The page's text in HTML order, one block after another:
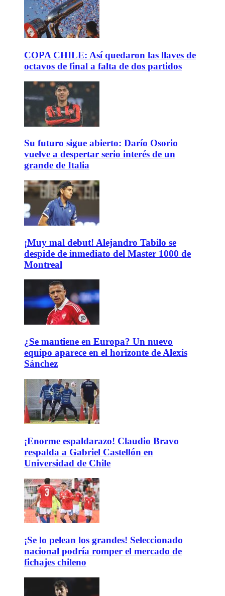
COPA CHILE: Así quedaron las llaves de
octavos de final a falta de dos partidos
Su futuro sigue abierto: Darío Osorio
vuelve a despertar serio interés de un
grande de Italia
¡Muy mal debut! Alejandro Tabilo se
despide de inmediato del Master 1000 de
Montreal
¿Se mantiene en Europa? Un nuevo
equipo aparece en el horizonte de Alexis
Sánchez
¡Enorme espaldarazo! Claudio Bravo
respalda a Gabriel Castellón en
Universidad de Chile
¡Se lo pelean los grandes! Seleccionado
nacional podría romper el mercado de
fichajes chileno